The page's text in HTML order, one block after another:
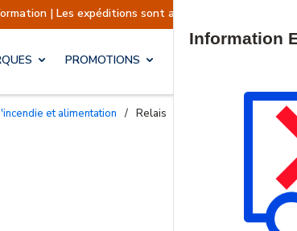
| Les expéditions sont actuellement suspendues
PROMOTIONS
et alimentation / Relais